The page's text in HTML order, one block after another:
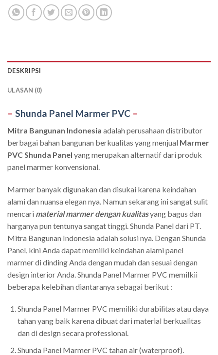
DESKRIPSI
ULASAN (0)
– Shunda Panel Marmer PVC –
Mitra Bangunan Indonesia adalah perusahaan distributor
berbagai bahan bangunan berkualitas yang menjual Marmer
PVC Shunda Panel yang merupakan alternatif dari produk
panel marmer konvensional.
Marmer banyak digunakan dan disukai karena keindahan
alami dan nuansa elegan nya. Namun sekarang ini sangat sulit
mencari material marmer dengan kualitasyang bagus dan
harganya pun tentunya sangat tinggi. Shunda Panel dari PT.
Mitra Bangunan Indonesia adalah solusi nya. Dengan Shunda
Panel, kini Anda dapat memilki keindahan alami panel
marmer di dinding Anda dengan mudah dan sesuai dengan
design interior Anda. Shunda Panel Marmer PVC memilkii
beberapa kelebihan diantaranya sebagai berikut :
Shunda Panel Marmer PVC memiliki durabilitas atau daya
tahan yang baik karena dibuat dari material berkualitas
dan di design secara professional.
Shunda Panel Marmer PVC tahan air (waterproof).